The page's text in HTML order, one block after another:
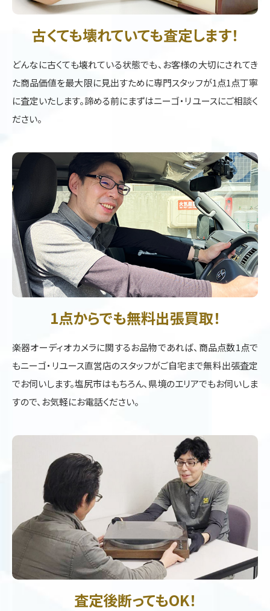
古くても壊れていても査定します！
どんなに古くても壊れている状態でも、お客様の大切にされてき
た商品価値を最大限に見出すために専門スタッフが1点1点丁寧
に査定いたします。諦める前にまずはニーゴ・リユースにご相談く
ださい。
1点からでも無料出張買取！
楽器オーディオカメラに関するお品物であれば、商品点数1点で
もニーゴ・リユース直営店のスタッフがご自宅まで無料出張査定
でお伺いします。塩尻市はもちろん、県境のエリアでもお伺いしま
すので、お気軽にお電話ください。
査定後断ってもOK！